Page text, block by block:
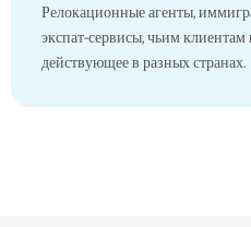
Релокационные агенты,
экспат-сервисы, чьим
действующее в разных странах.